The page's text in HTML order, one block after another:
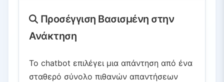
Προσέγγιση Βασισμένη στην
Ανάκτηση
Το chatbot επιλέγει μια απάντηση από ένα
σταθερό σύνολο πιθανών απαντήσεων